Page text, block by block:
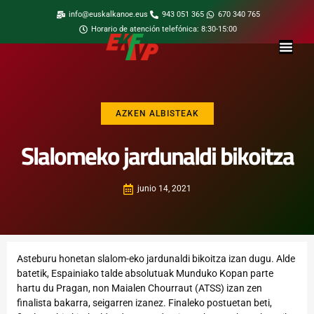
info@euskalkanoe.eus 943 051 365
670 340 765
Horario de atención telefónica: 8:30-15:00
AZKEN ALBISTEAK
Slalomeko jardunaldi bikoitza
junio 14, 2021
Asteburu honetan slalom-eko jardunaldi bikoitza izan dugu. Alde
batetik, Espainiako talde absolutuak Munduko Kopan parte
hartu du Pragan, non Maialen Chourraut (ATSS) izan zen
finalista bakarra, seigarren izanez. Finaleko postuetan beti,